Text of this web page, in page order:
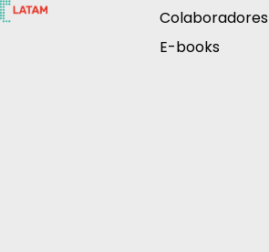
Colaboradores
E-books